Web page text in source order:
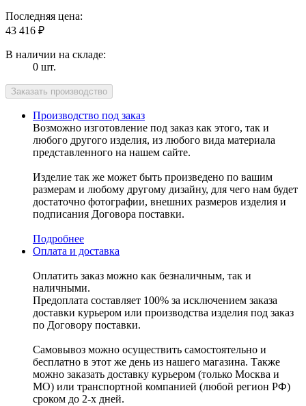
Последняя цена:
43 416 ₽
В наличии на складе:
0 шт.
Производство под заказ
Возможно изготовление под заказ как этого, так и
любого другого изделия, из любого вида материала
представленного на нашем сайте.
Изделие так же может быть произведено по вашим
размерам и любому другому дизайну, для чего нам будет
достаточно фотографии, внешних размеров изделия и
подписания Договора поставки.
Подробнее
Оплата и доставка
Оплатить заказ можно как безналичным, так и
наличными.
Предоплата составляет 100% за исключением заказа
доставки курьером или производства изделия под заказ
по Договору поставки.
Самовывоз можно осуществить самостоятельно и
бесплатно в этот же день из нашего магазина. Также
можно заказать доставку курьером (только Москва и
МО) или транспортной компанией (любой регион РФ)
сроком до 2-х дней.